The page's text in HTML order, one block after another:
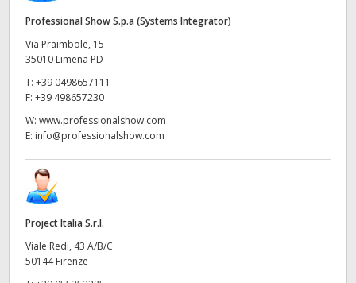
Professional Show S.p.a (Systems Integrator)
Via Praimbole, 15
35010 Limena PD
T: +39 0498657111
F: +39 498657230
W: www.professionalshow.com
E: info@professionalshow.com
Project Italia S.r.l.
Viale Redi, 43 A/B/C
50144 Firenze